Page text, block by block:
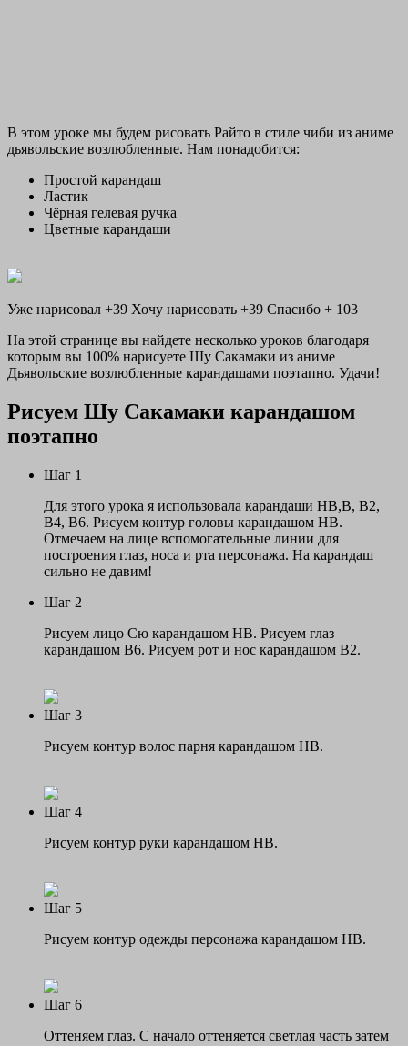
В этом уроке мы будем рисовать Райто в стиле чиби из аниме
дьявольские возлюбленные. Нам понадобится:
Простой карандаш
Ластик
Чёрная гелевая ручка
Цветные карандаши
Уже нарисовал +39 Хочу нарисовать +39 Спасибо + 103
На этой странице вы найдете несколько уроков благодаря
которым вы 100% нарисуете Шу Сакамаки из аниме
Дьявольские возлюбленные карандашами поэтапно. Удачи!
Рисуем Шу Сакамаки карандашом
поэтапно
Шаг 1
Для этого урока я использовала карандаши НВ,В, В2,
В4, В6. Рисуем контур головы карандашом НВ.
Отмечаем на лице вспомогательные линии для
построения глаз, носа и рта персонажа. На карандаш
сильно не давим!
Шаг 2
Рисуем лицо Сю карандашом НВ. Рисуем глаз
карандашом В6. Рисуем рот и нос карандашом В2.
Шаг 3
Рисуем контур волос парня карандашом НВ.
Шаг 4
Рисуем контур руки карандашом НВ.
Шаг 5
Рисуем контур одежды персонажа карандашом НВ.
Шаг 6
Оттеняем глаз. С начало оттеняется светлая часть затем